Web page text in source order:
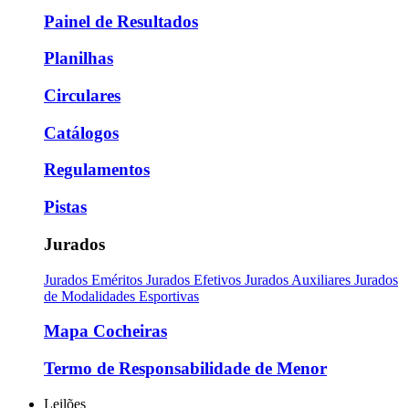
Painel de Resultados
Planilhas
Circulares
Catálogos
Regulamentos
Pistas
Jurados
Jurados Eméritos Jurados Efetivos Jurados Auxiliares Jurados
de Modalidades Esportivas
Mapa Cocheiras
Termo de Responsabilidade de Menor
Leilões